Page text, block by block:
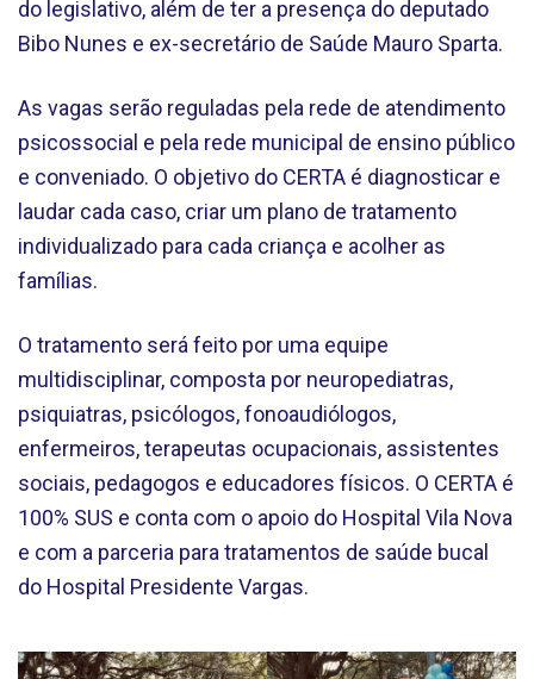
do legislativo, além de ter a presença do deputado
Bibo Nunes e ex-secretário de Saúde Mauro Sparta.
As vagas serão reguladas pela rede de atendimento
psicossocial e pela rede municipal de ensino público
e conveniado. O objetivo do CERTA é diagnosticar e
laudar cada caso, criar um plano de tratamento
individualizado para cada criança e acolher as
famílias.
O tratamento será feito por uma equipe
multidisciplinar, composta por neuropediatras,
psiquiatras, psicólogos, fonoaudiólogos,
enfermeiros, terapeutas ocupacionais, assistentes
sociais, pedagogos e educadores físicos. O CERTA é
100% SUS e conta com o apoio do Hospital Vila Nova
e com a parceria para tratamentos de saúde bucal
do Hospital Presidente Vargas.